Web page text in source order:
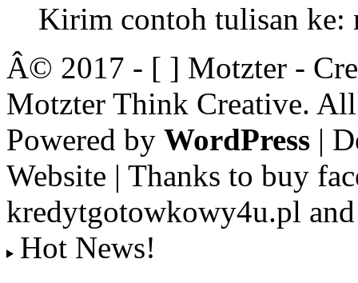
Kirim contoh tulisan ke:
Â© 2017 - [ ] Motzter -
Motzter Think Creative.
Powered by WordPress |
Website | Thanks to buy
kredytgotowkowy4u.pl
Hot News!